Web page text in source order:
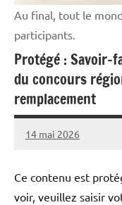
Au final, tout le
participants.
Protégé : Savoir-
du concours
remplacement
14 mai 2026
L'Avenir
et
Rural
Ce contenu est
voir, veuillez saisir